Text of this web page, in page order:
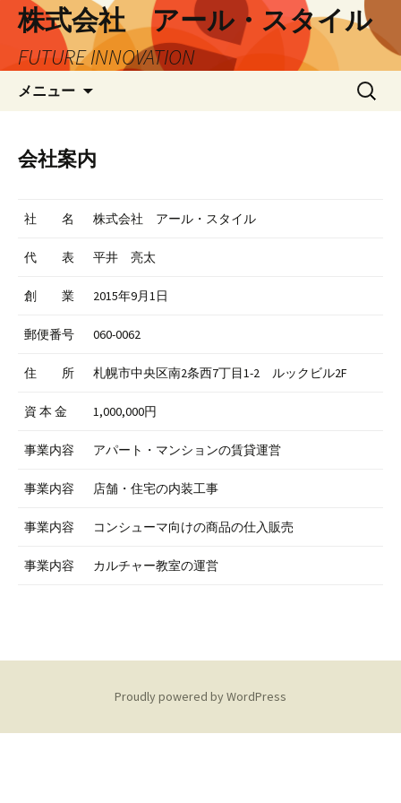
株式会社 アール・スタイル
FUTURE INNOVATION
メニュー
ツ
ス
ッ
検
索:
会社案内
社 名 株式会社 アール・スタイル
代 表 平井 亮太
創 業 2015年9月1日
郵便番号 060-0062
住 所 札幌市中央区南2条西7丁目1-2 ルックビル2F
資 本 金 1,000,000円
事業内容 アパート・マンションの賃貸運営
事業内容 店舗・住宅の内装工事
事業内容 コンシューマ向けの商品の仕入販売
事業内容 カルチャー教室の運営
Proudly powered by WordPress